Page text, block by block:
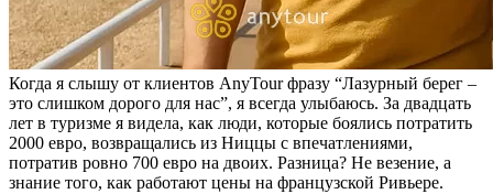
Когда я слышу от клиентов AnyTour фразу “Лазурный берег –
это слишком дорого для нас”, я всегда улыбаюсь. За двадцать
лет в туризме я видела, как люди, которые боялись потратить
2000 евро, возвращались из Ниццы с впечатлениями,
потратив ровно 700 евро на двоих. Разница? Не везение, а
знание того, как работают цены на французской Ривьере.